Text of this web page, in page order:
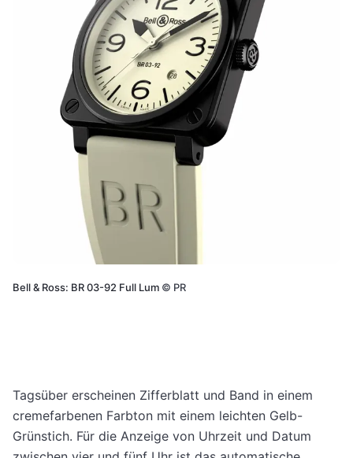
Bell & Ross: BR 03-92 Full Lum © PR
Tagsüber erscheinen Zifferblatt und Band in einem
cremefarbenen Farbton mit einem leichten Gelb-
Grünstich. Für die Anzeige von Uhrzeit und Datum